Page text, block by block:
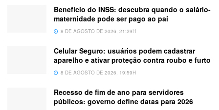
Benefício do INSS: descubra quando o salário-
maternidade pode ser pago ao pai
8 DE AGOSTO DE 2026, 21:29H
Celular Seguro: usuários podem cadastrar
aparelho e ativar proteção contra roubo e furto
8 DE AGOSTO DE 2026, 19:59H
Recesso de fim de ano para servidores
públicos: governo define datas para 2026